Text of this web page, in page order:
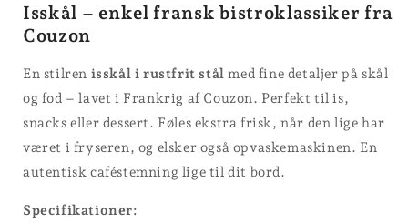
Isskål – enkel fransk bistroklassiker fra
Couzon
En stilren isskål i rustfrit stål med fine detaljer på skål
og fod – lavet i Frankrig af Couzon. Perfekt til is,
snacks eller dessert. Føles ekstra frisk, når den lige har
været i fryseren, og elsker også opvaskemaskinen. En
autentisk caféstemning lige til dit bord.
Specifikationer: